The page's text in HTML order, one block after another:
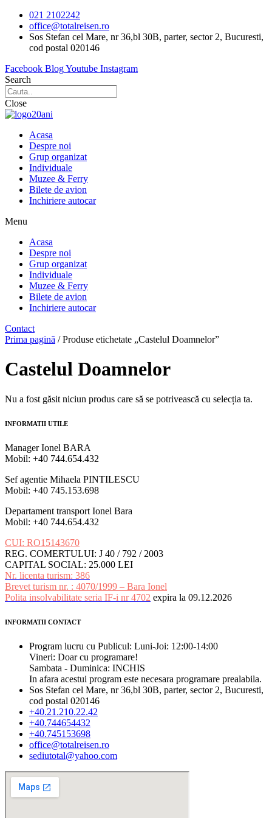
conținut
021 2102242
office@totalreisen.ro
Sos Stefan cel Mare, nr 36,bl 30B, parter, sector 2, Bucuresti,
cod postal 020146
Facebook BlogYoutube Instagram
Search
Close
Acasa
Despre noi
Grup organizat
Individuale
Muzee & Ferry
Bilete de avion
Inchiriere autocar
Menu
Acasa
Despre noi
Grup organizat
Individuale
Muzee & Ferry
Bilete de avion
Inchiriere autocar
Contact
Prima pagină / Produse etichetate „Castelul Doamnelor”
Castelul Doamnelor
Nu a fost găsit niciun produs care să se potrivească cu selecția ta.
INFORMATII UTILE
Manager Ionel BARA
Mobil: +40 744.654.432
Sef agentie Mihaela PINTILESCU
Mobil: +40 745.153.698
Departament transport Ionel Bara
Mobil: +40 744.654.432
CUI: RO15143670
REG. COMERTULUI: J 40 / 792 / 2003
CAPITAL SOCIAL: 25.000 LEI
Nr. licenta turism: 386
Brevet turism nr. : 4070/1999 – Bara Ionel
Polita insolvabilitate seria IF-i nr 4702 expira la 09.12.2026
INFORMATII CONTACT
Program lucru cu Publicul: Luni-Joi: 12:00-14:00
Vineri: Doar cu programare!
Sambata - Duminica: INCHIS
In afara acestui program este necesara programare prealabila.
Sos Stefan cel Mare, nr 36,bl 30B, parter, sector 2, Bucuresti,
cod postal 020146
+40.21.210.22.42
+40.744654432
+40.745153698
office@totalreisen.ro
sediutotal@yahoo.com